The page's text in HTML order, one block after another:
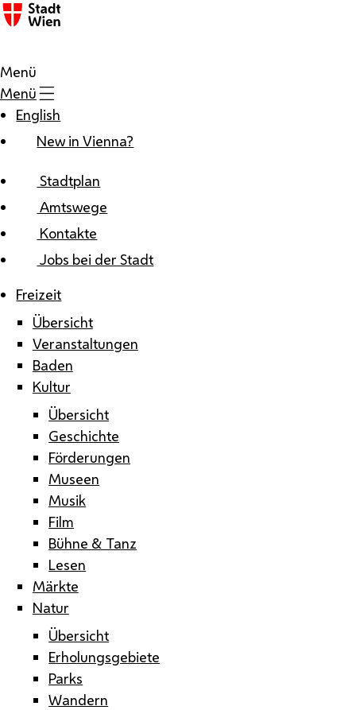
Zum Inhalt
Menü
Menü
English
New in Vienna?
Stadtplan
Amtswege
Kontakte
Jobs bei der Stadt
Freizeit
Übersicht
Veranstaltungen
Baden
Kultur
Übersicht
Geschichte
Förderungen
Museen
Musik
Film
Bühne & Tanz
Lesen
Märkte
Natur
Übersicht
Erholungsgebiete
Parks
Wandern